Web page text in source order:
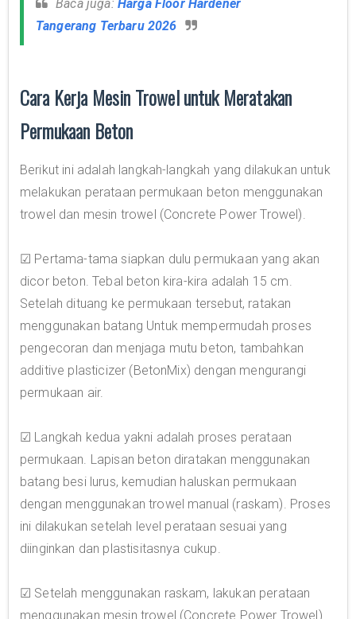
Baca juga: Harga Floor Hardener
Tangerang Terbaru 2026
Cara Kerja Mesin Trowel untuk Meratakan
Permukaan Beton
Berikut ini adalah langkah-langkah yang dilakukan untuk
melakukan perataan permukaan beton menggunakan
trowel dan mesin trowel (Concrete Power Trowel).
☑ Pertama-tama siapkan dulu permukaan yang akan
dicor beton. Tebal beton kira-kira adalah 15 cm.
Setelah dituang ke permukaan tersebut, ratakan
menggunakan batang Untuk mempermudah proses
pengecoran dan menjaga mutu beton, tambahkan
additive plasticizer (BetonMix) dengan mengurangi
permukaan air.
☑ Langkah kedua yakni adalah proses perataan
permukaan. Lapisan beton diratakan menggunakan
batang besi lurus, kemudian haluskan permukaan
dengan menggunakan trowel manual (raskam). Proses
ini dilakukan setelah level perataan sesuai yang
diinginkan dan plastisitasnya cukup.
☑ Setelah menggunakan raskam, lakukan perataan
menggunakan mesin trowel (Concrete Power Trowel)